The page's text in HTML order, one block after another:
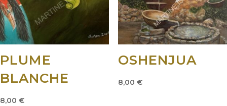
PLUME
BLANCHE
8,00 €
OSHENJUA
8,00 €